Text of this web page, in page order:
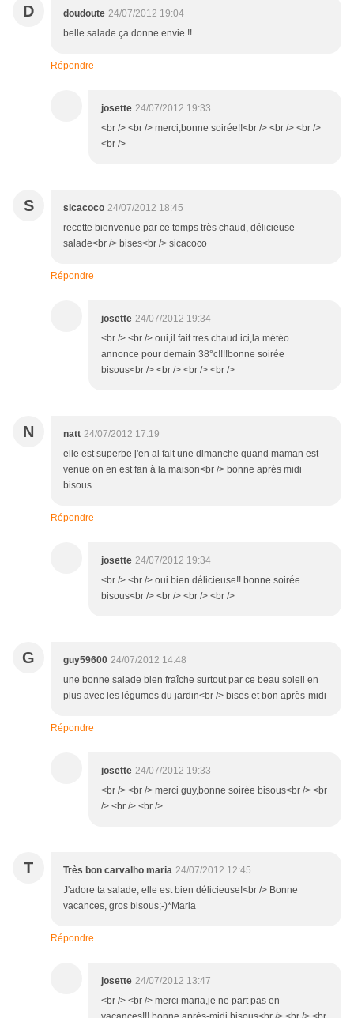
D doudoute 24/07/2012 19:04
belle salade ça donne envie !!
Répondre
josette 24/07/2012 19:33
<br /> <br /> merci,bonne soirée!!<br /> <br /> <br />
<br />
S sicacoco 24/07/2012 18:45
recette bienvenue par ce temps très chaud, délicieuse
salade<br /> bises<br /> sicacoco
Répondre
josette 24/07/2012 19:34
<br /> <br /> oui,il fait tres chaud ici,la météo
annonce pour demain 38°c!!!!bonne soirée
bisous<br /> <br /> <br /> <br />
N natt 24/07/2012 17:19
elle est superbe j'en ai fait une dimanche quand maman est
venue on en est fan à la maison<br /> bonne après midi
bisous
Répondre
josette 24/07/2012 19:34
<br /> <br /> oui bien délicieuse!! bonne soirée
bisous<br /> <br /> <br /> <br />
G guy59600 24/07/2012 14:48
une bonne salade bien fraîche surtout par ce beau soleil en
plus avec les légumes du jardin<br /> bises et bon après-midi
Répondre
josette 24/07/2012 19:33
<br /> <br /> merci guy,bonne soirée bisous<br /> <br
/> <br /> <br />
T Très bon carvalho maria 24/07/2012 12:45
J'adore ta salade, elle est bien délicieuse!<br /> Bonne
vacances, gros bisous;-)*Maria
Répondre
josette 24/07/2012 13:47
<br /> <br /> merci maria,je ne part pas en